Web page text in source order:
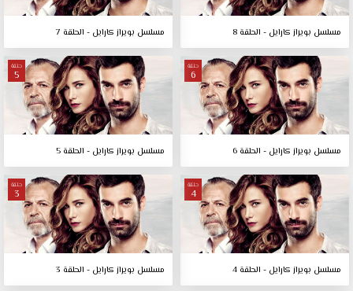
مسلسل بويراز كارايل - الحلقة 8 مسلسل بويراز كارايل - الحلقة 7
حلقة
6
مسلسل بويراز كارايل - الحلقة 6
حلقة
5
مسلسل بويراز كارايل - الحلقة 5
حلقة
4
مسلسل بويراز كارايل - الحلقة 4
حلقة
3
مسلسل بويراز كارايل - الحلقة 3